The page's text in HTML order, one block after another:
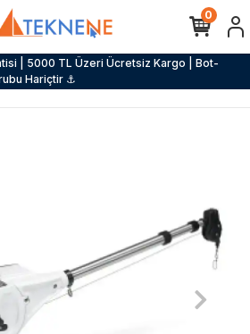
| 5000 TL Üzeri Ücretsiz Kargo | Bot-
Hariçtir ⚓
0